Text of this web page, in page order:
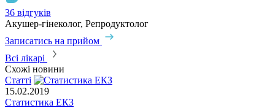
36 відгуків
Акушер-гінеколог, Репродуктолог
Записатись на прийом
Всі лікарі
Схожі новини
Статті
15.02.2019
Статистика ЕКЗ